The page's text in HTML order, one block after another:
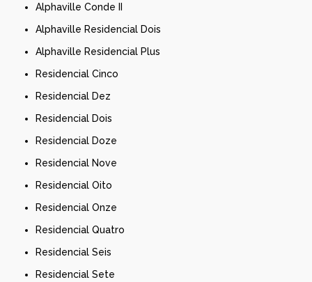
Alphaville Conde II
Alphaville Residencial Dois
Alphaville Residencial Plus
Residencial Cinco
Residencial Dez
Residencial Dois
Residencial Doze
Residencial Nove
Residencial Oito
Residencial Onze
Residencial Quatro
Residencial Seis
Residencial Sete